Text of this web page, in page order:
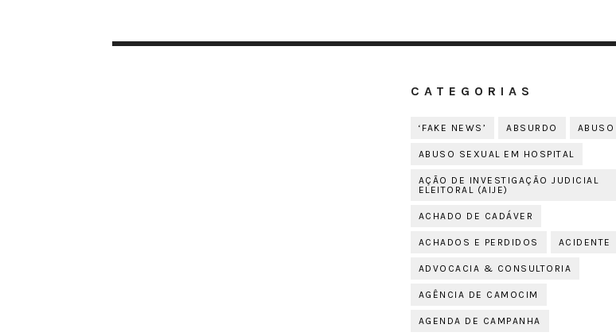
CATEGORIAS
‘FAKE NEWS’ ABSURDO ABUSO
ABUSO SEXUAL EM HOSPITAL
AÇÃO DE INVESTIGAÇÃO JUDICIAL
ELEITORAL (AIJE)
ACHADO DE CADÁVER
ACHADOS E PERDIDOS ACIDENTE
ADVOCACIA & CONSULTORIA
AGÊNCIA DE CAMOCIM
AGENDA DE CAMPANHA